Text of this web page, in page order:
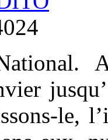
le,